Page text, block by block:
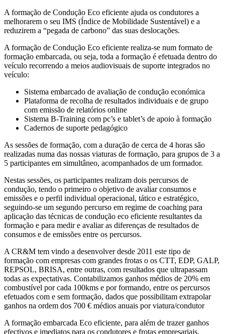
A formação de Condução Eco eficiente ajuda os condutores a
melhorarem o seu IMS (Índice de Mobilidade Sustentável) e a
reduzirem a “pegada de carbono” das suas deslocações.
A formação de Condução Eco eficiente realiza-se num formato de
formação embarcada, ou seja, toda a formação é efetuada dentro do
veículo recorrendo a meios audiovisuais de suporte integrados no
veículo:
Sistema embarcado de avaliação de condução económica
Plataforma de recolha de resultados individuais e de grupo
com emissão de relatórios online
Sistema B-Training com pc’s e tablet’s de apoio à formação
Cadernos de suporte pedagógico
As sessões de formação, com a duração de cerca de 4 horas são
realizadas numa das nossas viaturas de formação, para grupos de 3 a
5 participantes em simultâneo, acompanhados de um formador.
Nestas sessões, os participantes realizam dois percursos de
condução, tendo o primeiro o objetivo de avaliar consumos e
emissões e o perfil individual operacional, tático e estratégico,
seguindo-se um segundo percurso em regime de coaching para
aplicação das técnicas de condução eco eficiente resultantes da
formação e para medir e avaliar as diferenças de resultados de
consumos e de emissões entre os percursos.
A CR&M tem vindo a desenvolver desde 2011 este tipo de
formação com empresas com grandes frotas o os CTT, EDP, GALP,
REPSOL, BRISA, entre outras, com resultados que ultrapassam
todas as expectativas. Contabilizamos ganhos médios de 20% em
combustível por cada 100kms e por formando, entre os percursos
efetuados com e sem formação, dados que possibilitam extrapolar
ganhos na ordem dos 700 € médios anuais por viatura/condutor
A formação embarcada Eco eficiente, para além de trazer ganhos
efectivos e imediatos para os condutores e frotas empresariais,